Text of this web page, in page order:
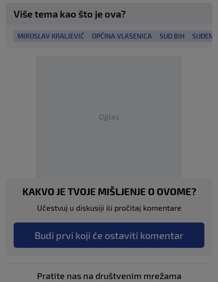
Više tema kao što je ova?
MIROSLAV KRALJEVIĆ OPĆINA VLASENICA SUD BIH
Oglas
KAKVO JE TVOJE MIŠLJENJE O OVOME?
Učestvuj u diskusiji ili pročitaj komentare
Budi prvi koji će ostaviti komentar
Pratite nas na društvenim mrežama